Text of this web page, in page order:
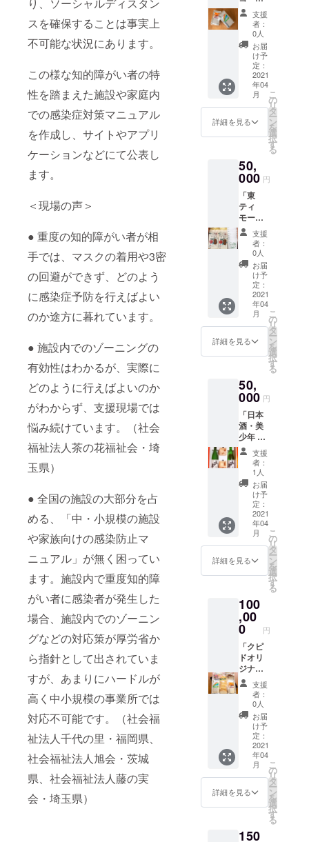
スを確保することは事実上
不可能な状況にあります。
この様な知的障がい者の特
性を踏まえた施設や家庭内
での感染症対策マニュアル
を作成し、サイトやアプリ
ケーションなどにて公表し
ます。
＜現場の声＞
● 重度の知的障がい者が相
手では、マスクの着用や3密
の回避ができず、どのよう
に感染症予防を行えばよい
のか途方に暮れています。
● 施設内でのゾーニングの
有効性はわかるが、実際に
どのように行えばよいのか
がわからず、支援現場では
悩み続けています。（社会
福祉法人茶の花福祉会・埼
玉県）
● 全国の施設の大部分を占
める、「中・小規模の施設
や家族向けの感染防止マ
ニュアル」が無く困ってい
ます。施設内で重度知的障
がい者に感染者が発生した
場合、施設内でのゾーニン
グなどの対応策が厚労省か
ら指針として出されていま
すが、あまりにハードルが
高く中小規模の事業所では
対応不可能です。（社会福
祉法人千代の里・福岡県、
社会福祉法人旭会・茨城
県、社会福祉法人藤の実
会・埼玉県）
ヒー豆
詰め合
わせギ
フト」
「大川
興業 お
笑い公
演 招待
券」
「大川
豊総裁
直筆サ
イン色
「ポス
トカー
ド3枚
セッ
ト」
支援
者：
0人
お届
け予
定：
2021
年04
月
詳細を見る
こ
の
リ
タ
ー
ン
を
選
択
す
る
50,
000 円
「東
ティ
モール
産コー
ヒー
豆」
「大川
興業 お
笑い公
演 招待
券」
「大川
豊総裁
直筆サ
イン色
紙」
トカー
ド3枚
セッ
ト」
支援
者：
0人
お届
け予
定：
2021
年04
月
詳細を見る
こ
の
リ
タ
ー
ン
を
選
択
す
る
50,
000 円
「日本
酒・美
少年 詰
め合わ
せセッ
ト（升2
個付
き）引
き換え
チケッ
ト」
「大川
興業 お
笑い公
演 招待
券」
豊総裁
直筆サ
イン色
紙」
「ポス
トカー
ド3枚
セッ
ト」
支援
者：
1人
お届
け予
定：
2021
年04
月
詳細を見る
こ
の
リ
タ
ー
ン
を
選
択
す
る
100
,00
0 円
「クピ
ドオリ
ジナル
商品ギ
フト」
「大和
野菜詰
め合わ
（大）
」「東
ティ
モール
産コー
ヒー豆
（大）
赤焙煎
支援
者：
0人
お届
け予
定：
2021
年04
月
詳細を見る
こ
の
リ
タ
ー
ン
を
選
択
す
る
150